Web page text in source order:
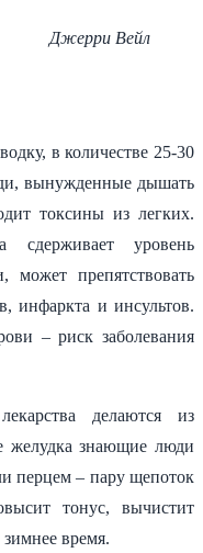
Джерри Вейл
в количестве 25-30
вынужденные дышать
токсины из легких.
сдерживает уровень
может препятствовать
инфаркта и инсультов.
– риск заболевания
делаются из
желудка знающие люди
перцем – пару щепоток
тонус, вычистит
время.